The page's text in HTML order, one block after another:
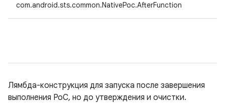
com.android.sts.common.NativePoc.AfterFunction
Лямбда-конструкция для запуска после завершения
выполнения PoC, но до утверждения и очистки.